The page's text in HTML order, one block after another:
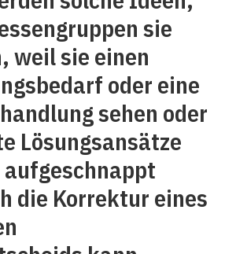
sie
weil sie einen
oder eine
sehen oder
Lösungsansätze
die Korrektur eines